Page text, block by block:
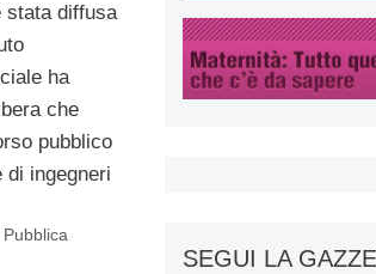
stata diffusa
ha
che
pubblico
di ingegneri
SEGUI LA